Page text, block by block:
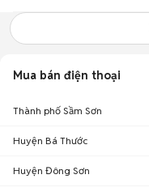
Mua bán điện thoại
Thành phố Sầm Sơn
Huyện Bá Thước
Huyện Đông Sơn